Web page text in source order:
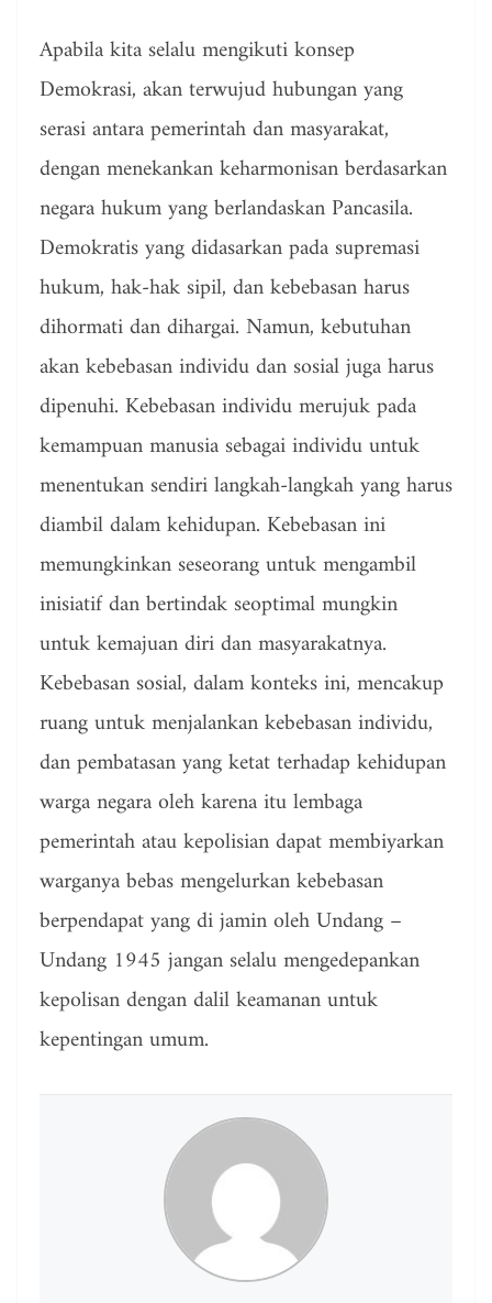
Apabila kita selalu mengikuti konsep
Demokrasi, akan terwujud hubungan yang
serasi antara pemerintah dan masyarakat,
dengan menekankan keharmonisan berdasarkan
negara hukum yang berlandaskan Pancasila.
Demokratis yang didasarkan pada supremasi
hukum, hak-hak sipil, dan kebebasan harus
dihormati dan dihargai. Namun, kebutuhan
akan kebebasan individu dan sosial juga harus
dipenuhi. Kebebasan individu merujuk pada
kemampuan manusia sebagai individu untuk
menentukan sendiri langkah-langkah yang harus
diambil dalam kehidupan. Kebebasan ini
memungkinkan seseorang untuk mengambil
inisiatif dan bertindak seoptimal mungkin
untuk kemajuan diri dan masyarakatnya.
Kebebasan sosial, dalam konteks ini, mencakup
ruang untuk menjalankan kebebasan individu,
dan pembatasan yang ketat terhadap kehidupan
warga negara oleh karena itu lembaga
pemerintah atau kepolisian dapat membiyarkan
warganya bebas mengelurkan kebebasan
berpendapat yang di jamin oleh Undang –
Undang 1945 jangan selalu mengedepankan
kepolisan dengan dalil keamanan untuk
kepentingan umum.